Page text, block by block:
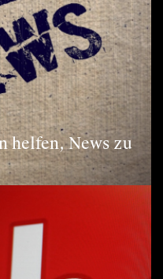
helfen, News zu